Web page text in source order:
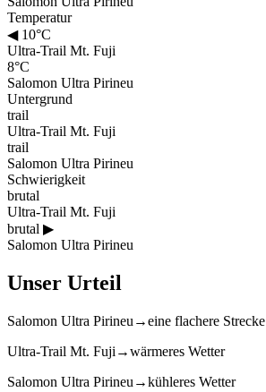
Temperatur
◀10°C
Ultra-Trail Mt. Fuji
8°C
Salomon Ultra Pirineu
Untergrund
trail
Ultra-Trail Mt. Fuji
trail
Salomon Ultra Pirineu
Schwierigkeit
brutal
Ultra-Trail Mt. Fuji
brutal ▶
Salomon Ultra Pirineu
Unser Urteil
Salomon Ultra Pirineu →eine flachere Strecke
Ultra-Trail Mt. Fuji →wärmeres Wetter
Salomon Ultra Pirineu →kühleres Wetter